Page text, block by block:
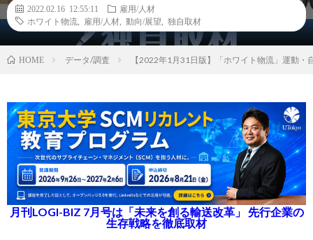
2022.02.16 12:55:11
雇用/人材
ホワイト物流
雇用/人材 動向/展望 独自取材
HOME データ/調査 【2022年1月31日版】「ホワイト物流」運動
月刊LOGI-BIZ 7月号は「未来を創る輸送改革」 先行企業の
生存戦略を徹底取材